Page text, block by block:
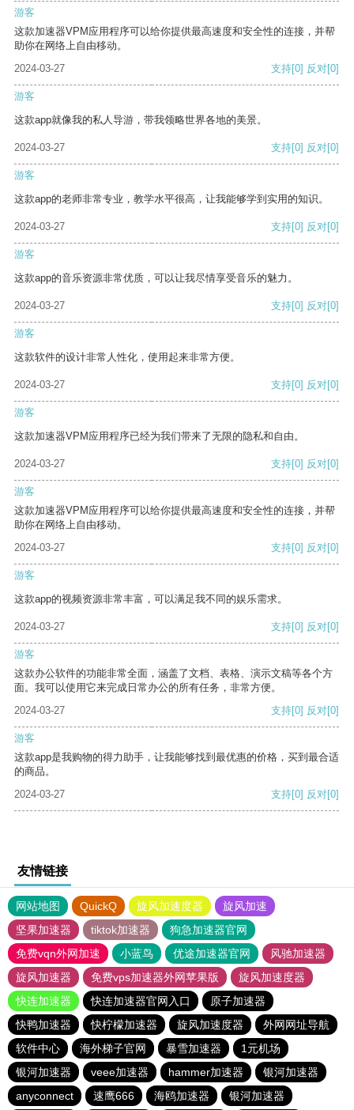
游客
这款加速器VPM应用程序可以给你提供最高速度和安全性的连接，并帮
助你在网络上自由移动。
2024-03-27
支持[0] 反对[0]
游客
这款app就像我的私人导游，带我领略世界各地的美景。
2024-03-27 支持[0] 反对[0]
游客
这款app的老师非常专业，教学水平很高，让我能够学到实用的知识。
2024-03-27 支持[0] 反对[0]
游客
这款app的音乐资源非常优质，可以让我尽情享受音乐的魅力。
2024-03-27 支持[0] 反对[0]
游客
这款软件的设计非常人性化，使用起来非常方便。
2024-03-27 支持[0] 反对[0]
游客
这款加速器VPM应用程序已经为我们带来了无限的隐私和自由。
2024-03-27 支持[0] 反对[0]
游客
这款加速器VPM应用程序可以给你提供最高速度和安全性的连接，并帮
助你在网络上自由移动。
2024-03-27
支持[0] 反对[0]
游客
这款app的视频资源非常丰富，可以满足我不同的娱乐需求。
2024-03-27 支持[0] 反对[0]
游客
这款办公软件的功能非常全面，涵盖了文档、表格、演示文稿等各个方
面。我可以使用它来完成日常办公的所有任务，非常方便。
2024-03-27
支持[0] 反对[0]
游客
这款app是我购物的得力助手，让我能够找到最优惠的价格，买到最合适
的商品。
2024-03-27
支持[0] 反对[0]
友情链接
网站地图 QuickQ 旋风加速度器
旋风加速
坚果加速器
tiktok加速器
狗急加速器官网
免费vqn外网加速
小蓝鸟 优途加速器官网
风驰加速器
旋风加速器
免费vps加速器外网苹果版
旋风加速度器
快连加速器
快连加速器官网入口
原子加速器
快鸭加速器
快柠檬加速器 旋风加速度器
外网网址导航
软件中心
海外梯子官网 暴雪加速器
1元机场
银河加速器
veee加速器 hammer加速器
银河加速器
anyconnect
速鹰666 海鸥加速器 银河加速器